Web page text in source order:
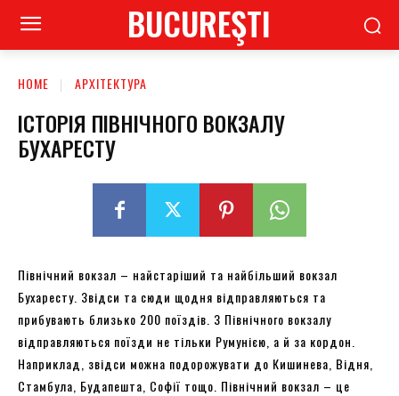
BUCUREŞTI
HOME АРХІТЕКТУРА
ІСТОРІЯ ПІВНІЧНОГО ВОКЗАЛУ
БУХАРЕСТУ
Північний вокзал – найстаріший та найбільший вокзал
Бухаресту. Звідси та сюди щодня відправляються та
прибувають близько 200 поїздів. З Північного вокзалу
відправляються поїзди не тільки Румунією, а й за кордон.
Наприклад, звідси можна подорожувати до Кишинева, Відня,
Стамбула, Будапешта, Софії тощо. Північний вокзал – це